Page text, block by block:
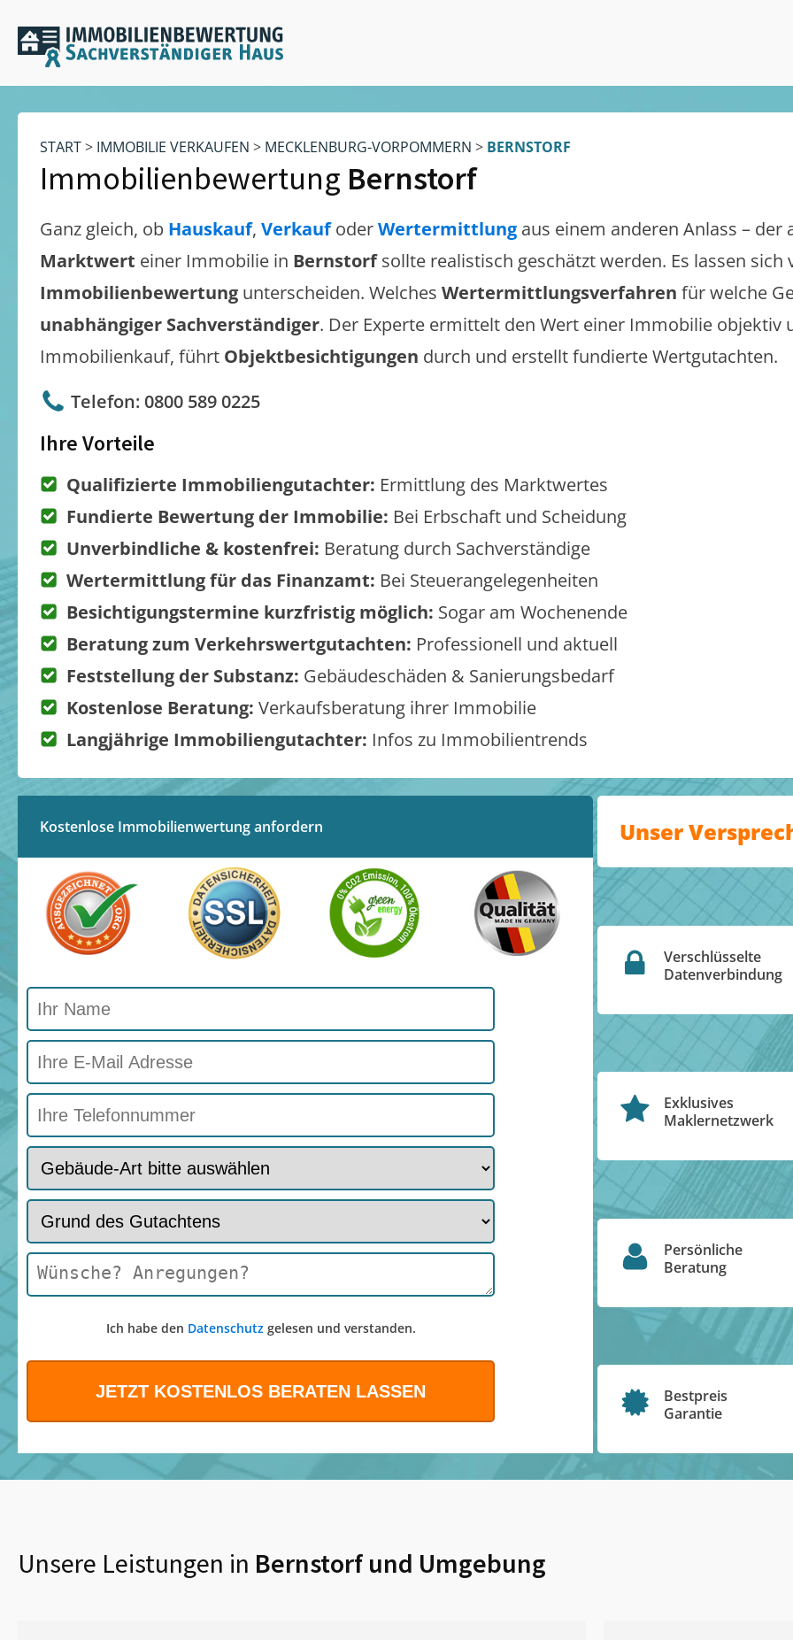
START> IMMOBILIE VERKAUFEN > MECKLENBURG-VORPOMMERN > BERNSTORF
Immobilienbewertung Bernstorf
Ganz gleich, ob Hauskauf, VerkaufoderWertermittlung aus einem anderen Anlass – der
Marktwert einer Immobilie in Bernstorf sollte realistisch geschätzt werden. Es lassen
Immobilienbewertung unterscheiden. Welches Wertermittlungsverfahren für welche
unabhängiger Sachverständiger. Der Experte ermittelt den Wert einer Immobilie objektiv
Immobilienkauf, führt Objektbesichtigungen durch und erstellt fundierte Wertgutachten.
Telefon: 0800 589 0225
Ihre Vorteile
Qualifizierte Immobiliengutachter: Ermittlung des Marktwertes
Fundierte Bewertung der Immobilie: Bei Erbschaft und Scheidung
Unverbindliche & kostenfrei: Beratung durch Sachverständige
Wertermittlung für das Finanzamt: Bei Steuerangelegenheiten
Besichtigungstermine kurzfristig möglich: Sogar am Wochenende
Beratung zum Verkehrswertgutachten: Professionell und aktuell
Feststellung der Substanz: Gebäudeschäden & Sanierungsbedarf
Kostenlose Beratung: Verkaufsberatung ihrer Immobilie
Langjährige Immobiliengutachter: Infos zu Immobilientrends
Kostenlose Immobilienwertung anfordern
Ich habe den Datenschutzgelesen und verstanden.
Unser
Verschlüsselte
Datenverbindung
Exklusives
Maklernetzwerk
Persönliche
Beratung
Bestpreis
Garantie
Unsere Leistungen in Bernstorfund Umgebung